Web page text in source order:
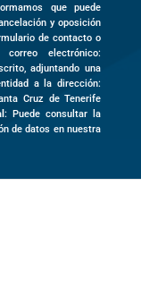
que puede
y oposición
de contacto o
electrónico:
adjuntando una
a la dirección:
Cruz de Tenerife
: Puede consultar la
de datos en nuestra